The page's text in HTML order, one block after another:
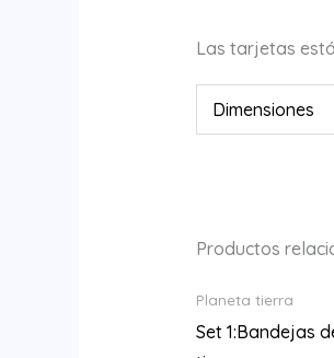
Las tarjetas
Dimensiones
Productos
Planeta tierra
Set 1:Bandejas